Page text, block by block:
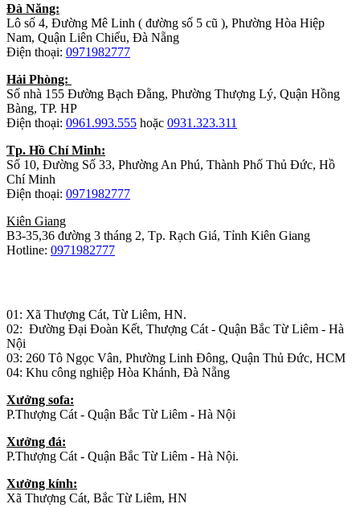
Đà Năng:
Lô số 4, Đường Mê Linh ( đường số 5 cũ ), Phường Hòa Hiệp
Nam, Quận Liên Chiểu, Đà Nẵng
Điện thoại: 0971982777
Hải Phòng:
Số nhà 155 Đường Bạch Đằng, Phường Thượng Lý, Quận Hồng
Bàng, TP. HP
Điện thoại: 0961.993.555 hoặc 0931.323.311
Tp. Hồ Chí Minh:
Số 10, Đường Số 33, Phường An Phú, Thành Phố Thủ Đức, Hồ
Chí Minh
Điện thoại: 0971982777
Kiên Giang
B3-35,36 đường 3 tháng 2, Tp. Rạch Giá, Tỉnh Kiên Giang
Hotline: 0971982777
01: Xã Thượng Cát, Từ Liêm, HN.
02: Đường Đại Đoàn Kết, Thượng Cát - Quận Bắc Từ Liêm - Hà
Nội
03: 260 Tô Ngọc Vân, Phường Linh Đông, Quận Thủ Đức, HCM
04: Khu công nghiệp Hòa Khánh, Đà Nẵng
Xưởng sofa:
P.Thượng Cát - Quận Bắc Từ Liêm - Hà Nội
Xưởng đá:
P.Thượng Cát - Quận Bắc Từ Liêm - Hà Nội.
Xưởng kính:
Xã Thượng Cát, Bắc Từ Liêm, HN